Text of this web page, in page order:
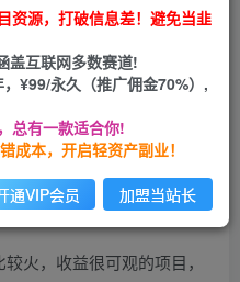
议登陆后购买，可保存购买订单
火，收益很可观的项目，
资源，打破信息差！避免当韭
盖互联网多数赛道!
¥99/永久（推广佣金70%）,
总有一款适合你!
成本，开启轻资产副业！
通VIP会员 加盟当站长